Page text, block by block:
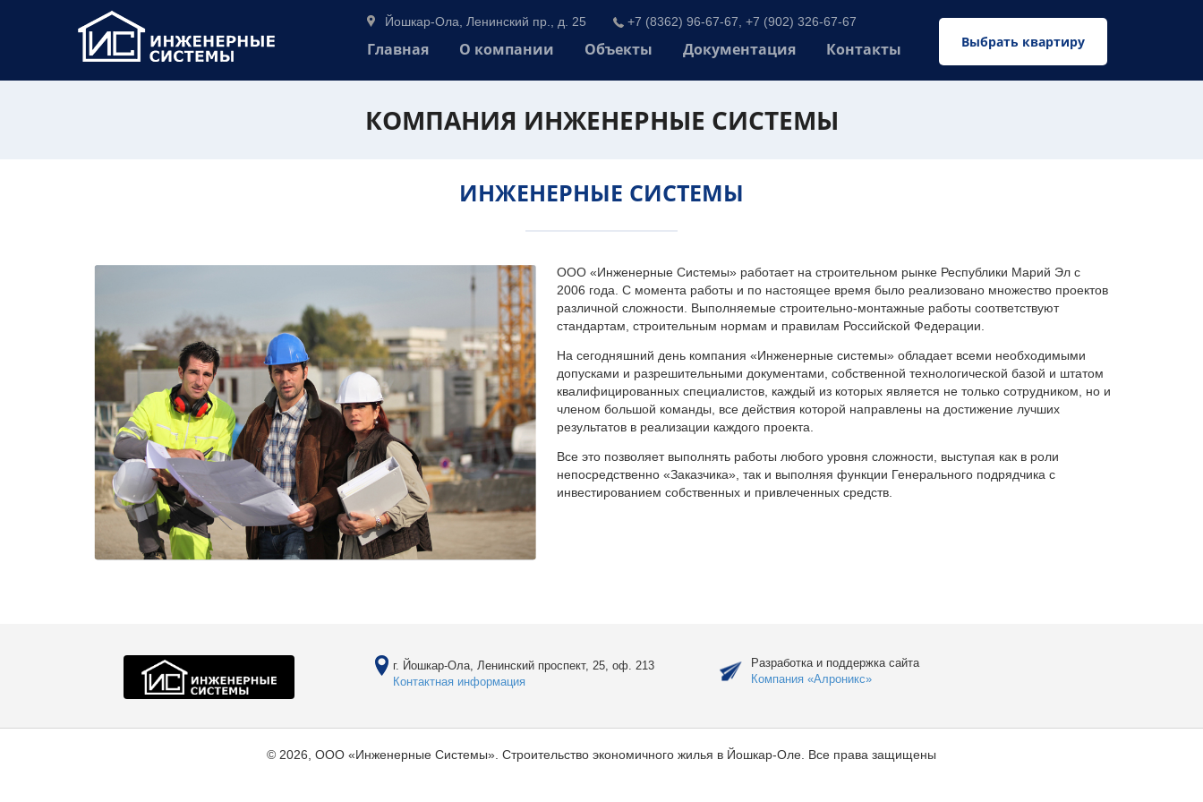
Выбрать квартиру
Йошкар-Ола, Ленинский пр., д. 25 +7 (8362) 96-67-67, +7 (902) 326-67-67
Главная О компании Объекты Документация Контакты
КОМПАНИЯ ИНЖЕНЕРНЫЕ СИСТЕМЫ
ИНЖЕНЕРНЫЕ СИСТЕМЫ
ООО «Инженерные Системы» работает на строительном рынке Республики Марий Эл с
2006 года. С момента работы и по настоящее время было реализовано множество проектов
различной сложности. Выполняемые строительно-монтажные работы соответствуют
стандартам, строительным нормам и правилам Российской Федерации.
На сегодняшний день компания «Инженерные системы» обладает всеми необходимыми
допусками и разрешительными документами, собственной технологической базой и штатом
квалифицированных специалистов, каждый из которых является не только сотрудником, но и
членом большой команды, все действия которой направлены на достижение лучших
результатов в реализации каждого проекта.
Все это позволяет выполнять работы любого уровня сложности, выступая как в роли
непосредственно «Заказчика», так и выполняя функции Генерального подрядчика с
инвестированием собственных и привлеченных средств.
г. Йошкар-Ола, Ленинский проспект, 25, оф. 213
Контактная информация
Разработка и поддержка сайта
Компания «Алроникс»
© 2026, ООО «Инженерные Системы». Строительство экономичного жилья в Йошкар-Оле. Все права защищены